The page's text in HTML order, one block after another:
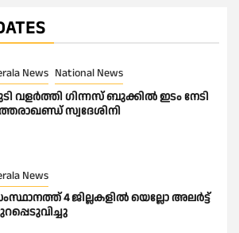
News National News
വളർത്തി ഗിന്നസ് ബുക്കിൽ ഇടം നേടി
സ്വദേശിനി
News
4 ജില്ലകളിൽ യെല്ലോ അലർട്ട്